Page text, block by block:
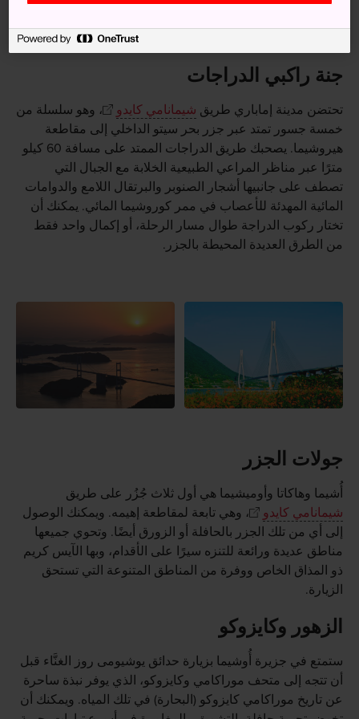
ركوب الدراجة على طريق شيمانامي كايدو .
جنة راكبي الدراجات
تحتضن مدينة إماباري طريق شيمانامي كايدو
، وهو سلسلة من
خمسة جسور تمتد عبر جزر بحر سيتو الداخلي إلى مقاطعة
هيروشيما. يصحبك طريق الدراجات الممتد على مسافة 60 كيلو
مترًا عبر مناظر المراعي الطبيعية الخلابة مع الجبال التي
تصطف على جانبيها أشجار الصنوبر والبرتقال اللامع والدوامات
المائية المهدئة للأعصاب في ممر كوروشيما المائي. يمكنك أن
تختار ركوب الدراجة طوال مسار الرحلة، أو إكمال واحد فقط
من الطرق العديدة المحيطة بالجزر.
جولات الجزر
أُشيما وهاكاتا وأوميشيما هي أول ثلاث جُزُر على طريق
شيمانامي كايدو
، وهي تابعة لمقاطعة إهيمه. ويمكنك الوصول
إلى أي من تلك الجزر بالحافلة أو الزورق أيضًا. وتحوي جميعها
مناطق عديدة ورائعة للتنزه سيرًا على الأقدام، وبها الآيس كريم
ذو المذاق الخاص ووفرة من المناطق المتنوعة التي تستحق
الزيارة.
الزهور وكايزوكو
ستمتع في جزيرة أُوشيما بزيارة حدائق يوشيومى روز الغنَّاء قبل
أن تتجه إلى متحف موراكامي وكايزوكو، الذي يوفر نبذة ساحرة
عن تاريخ موراكامي كايزوكو (البحارة) في تلك المياه. ويمكنك أن